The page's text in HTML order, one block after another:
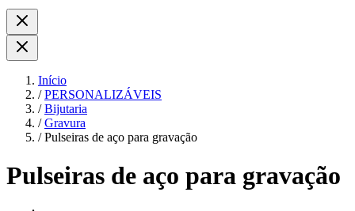
Início
/ PERSONALIZÁVEIS
/ Bijutaria
/ Gravura
/ Pulseiras de aço para gravação
Pulseiras de aço para gravação